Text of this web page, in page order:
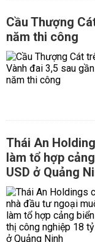
Cầu Thượng
năm thi công
Thái An
làm tổ hợp
USD ở Quảng